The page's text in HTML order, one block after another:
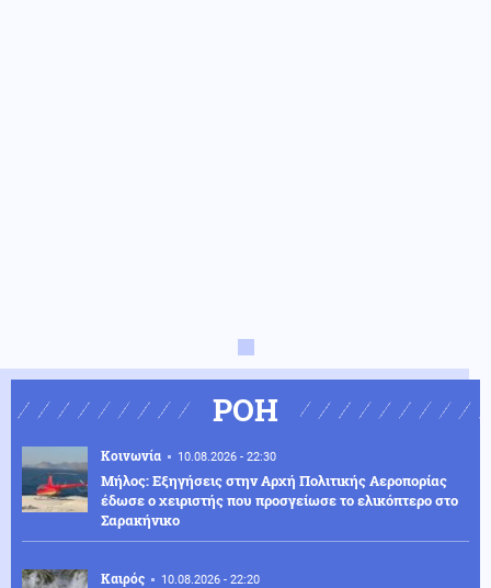
ΡΟΗ
Κοινωνία 10.08.2026 - 22:30
Μήλος: Εξηγήσεις στην Αρχή Πολιτικής Αεροπορίας
έδωσε ο χειριστής που προσγείωσε το ελικόπτερο στο
Σαρακήνικο
Καιρός 10.08.2026 - 22:20